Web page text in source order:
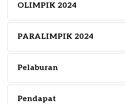
OLIMPIK 2024
PARALIMPIK 2024
Pelaburan
Pendapat